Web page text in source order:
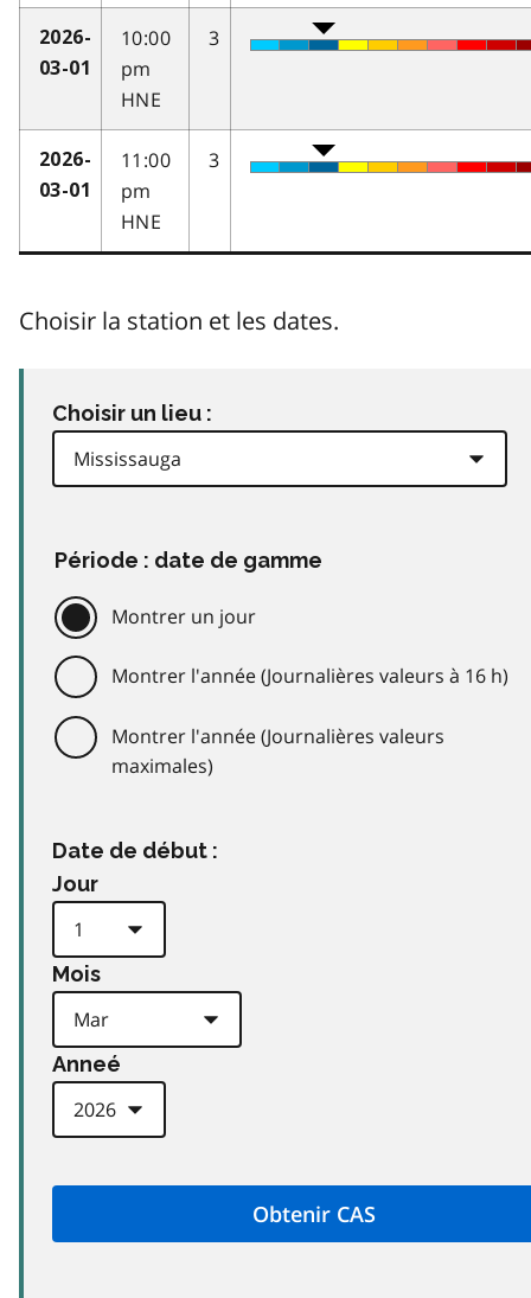
2026-
03-01
10:00
pm
HNE
3
2026-
03-01
11:00
pm
HNE
3
Choisir la station et les dates.
Choisir un lieu :
Période : date de gamme
Montrer un jour
Montrer l'année (Journalières valeurs à 16 h)
Montrer l'année (Journalières valeurs
maximales)
Date de début :
Jour
Mois
Anneé